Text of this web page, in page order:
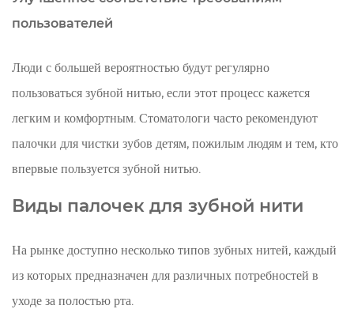
пользователей
Люди с большей вероятностью будут регулярно
пользоваться зубной нитью, если этот процесс кажется
легким и комфортным. Стоматологи часто рекомендуют
палочки для чистки зубов детям, пожилым людям и тем, кто
впервые пользуется зубной нитью.
Виды палочек для зубной нити
На рынке доступно несколько типов зубных нитей, каждый
из которых предназначен для различных потребностей в
уходе за полостью рта.